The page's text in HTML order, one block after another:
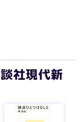
社現代新